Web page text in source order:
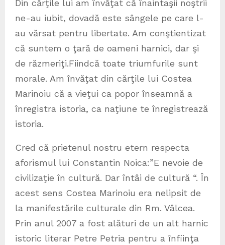
Din cărţile lui am învăţat că înaintaşii noştrii
ne-au iubit, dovadă este sângele pe care l-
au vărsat pentru libertate. Am conştientizat
că suntem o ţară de oameni harnici, dar şi
de răzmeriţi.Fiindcă toate triumfurile sunt
morale. Am învăţat din cărţile lui Costea
Marinoiu că a vieţui ca popor înseamnă a
înregistra istoria, ca naţiune te înregistrează
istoria.
Cred că prietenul nostru etern respecta
aforismul lui Constantin Noica:”E nevoie de
civilizaţie în cultură. Dar întâi de cultură “. În
acest sens Costea Marinoiu era nelipsit de
la manifestările culturale din Rm. Vâlcea.
Prin anul 2007 a fost alături de un alt harnic
istoric literar Petre Petria pentru a înfiinţa